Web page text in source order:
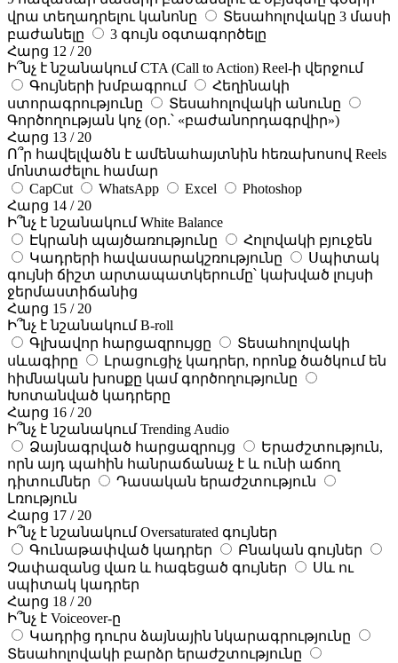
վրա տեղադրելու կանոնը
Տեսահոլովակը 3 մասի
բաժանելը
3 գույն օգտագործելը
Հարց 12 / 20
Ի՞նչ է նշանակում CTA (Call to Action) Reel-ի վերջում
Գույների խմբագրում
Հեղինակի
ստորագրությունը
Տեսահոլովակի անունը
Գործողության կոչ (օր.՝ «բաժանորդագրվիր»)
Հարց 13 / 20
Ո՞ր հավելվածն է ամենահայտնին հեռախոսով Reels
մոնտաժելու համար
CapCut
WhatsApp Excel
Photoshop
Հարց 14 / 20
Ի՞նչ է նշանակում White Balance
Էկրանի պայծառությունը
Հոլովակի բյուջեն
Կադրերի հավասարակշռությունը
Սպիտակ
գույնի ճիշտ արտապատկերումը՝ կախված լույսի
ջերմաստիճանից
Հարց 15 / 20
Ի՞նչ է նշանակում B-roll
Գլխավոր հարցազրույցը
Տեսահոլովակի
սևագիրը
Լրացուցիչ կադրեր, որոնք ծածկում են
հիմնական խոսքը կամ գործողությունը
Խոտանված կադրերը
Հարց 16 / 20
Ի՞նչ է նշանակում Trending Audio
Ձայնագրված հարցազրույց
Երաժշտություն,
որն այդ պահին հանրաճանաչ է և ունի աճող
դիտումներ
Դասական երաժշտություն
Լռություն
Հարց 17 / 20
Ի՞նչ է նշանակում Oversaturated գույներ
Գունաթափված կադրեր
Բնական գույներ
Չափազանց վառ և հագեցած գույներ
Սև ու
սպիտակ կադրեր
Հարց 18 / 20
Ի՞նչ է Voiceover-ը
Կադրից դուրս ձայնային նկարագրությունը
Տեսահոլովակի բարձր երաժշտությունը